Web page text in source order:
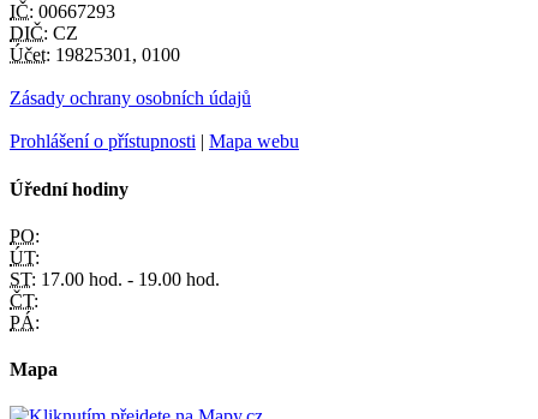
IČ: 00667293
DIČ: CZ
Účet: 19825301, 0100
Zásady ochrany osobních údajů
Prohlášení o přístupnosti | Mapa webu
Úřední hodiny
PO:
ÚT:
ST: 17.00 hod. - 19.00 hod.
ČT:
PÁ:
Mapa